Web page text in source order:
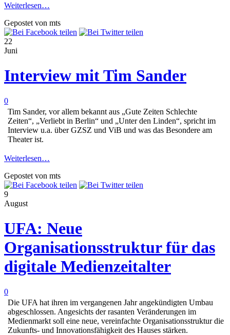
Weiterlesen…
Gepostet von mts
22
Juni
Interview mit Tim Sander
0
Tim Sander, vor allem bekannt aus „Gute Zeiten Schlechte
Zeiten“, „Verliebt in Berlin“ und „Unter den Linden“, spricht im
Interview u.a. über GZSZ und ViB und was das Besondere am
Theater ist.
Weiterlesen…
Gepostet von mts
9
August
UFA: Neue
Organisationsstruktur für das
digitale Medienzeitalter
0
Die UFA hat ihren im vergangenen Jahr angekündigten Umbau
abgeschlossen. Angesichts der rasanten Veränderungen im
Medienmarkt soll eine neue, vereinfachte Organisationsstruktur die
Zukunfts- und Innovationsfähigkeit des Hauses stärken.